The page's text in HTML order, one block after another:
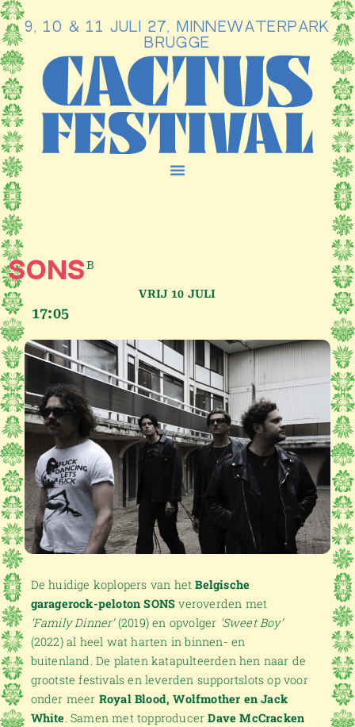
Ga
naar
de
inhoud
9, 10 & 11 JULI 27, MINNEWATERPARK
BRUGGE
VRIJ 10 JULI
SONSB
17:05
De huidige koplopers van hetBelgische
garagerock-peloton SONS veroverden met
‘Family Dinner’(2019) en opvolger ‘Sweet Boy’
(2022) al heel wat harten in binnen- en
buitenland. De platen katapulteerden hen naar de
grootste festivals en leverden supportslots op voor
onder meer Royal Blood, Wolfmother en Jack
White. Samen met topproducerDave McCracken